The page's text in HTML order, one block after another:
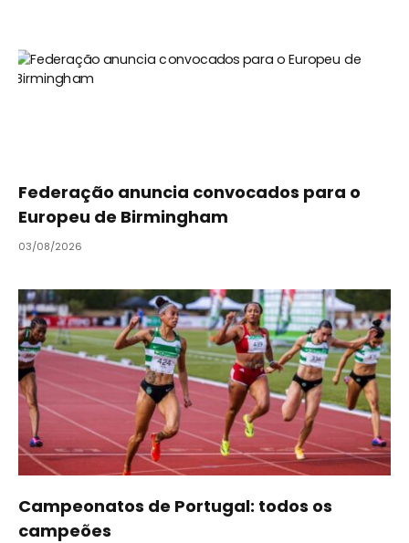
Federação anuncia convocados para o
Europeu de Birmingham
03/08/2026
Campeonatos de Portugal: todos os
campeões